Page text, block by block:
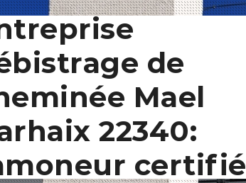
de
Mael
22340:
certifié